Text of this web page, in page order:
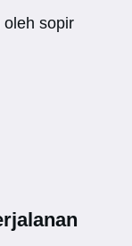
oleh sopir